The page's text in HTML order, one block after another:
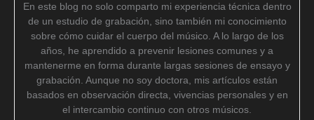
En este blog no solo comparto mi experiencia técnica dentro
de un estudio de grabación, sino también mi conocimiento
sobre cómo cuidar el cuerpo del músico. A lo largo de los
años, he aprendido a prevenir lesiones comunes y a
mantenerme en forma durante largas sesiones de ensayo y
grabación. Aunque no soy doctora, mis artículos están
basados en observación directa, vivencias personales y en
el intercambio continuo con otros músicos.